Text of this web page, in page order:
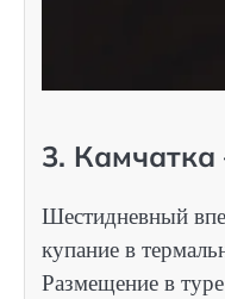
3.
Шестидневный
купание в
Размещение в